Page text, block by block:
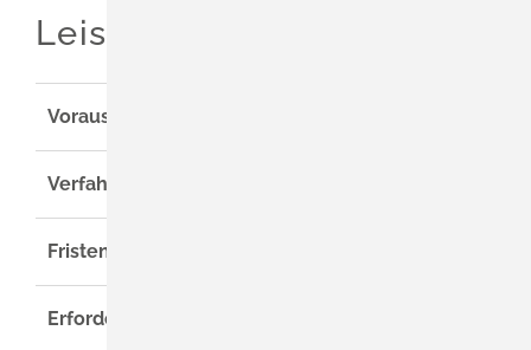
Leistungsdetails
Voraussetzungen
Verfahrensablauf
Fristen
Erforderliche Unterlagen